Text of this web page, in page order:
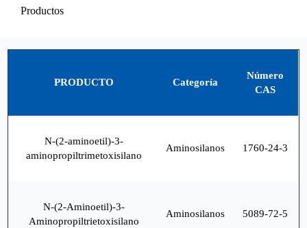
Productos
PRODUCTO Categoría
Número
CAS
N-(2-aminoetil)-3-
aminopropiltrimetoxisilano
Aminosilanos 1760-24-3
N-(2-Aminoetil)-3-
Aminopropiltrietoxisilano
Aminosilanos 5089-72-5